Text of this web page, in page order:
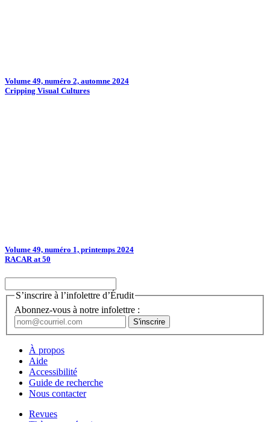
Volume 49, numéro 2, automne 2024
Cripping Visual Cultures
Volume 49, numéro 1, printemps 2024
RACAR at 50
S’inscrire à l’infolettre d’Érudit
Abonnez-vous à notre infolettre :
À propos
Aide
Accessibilité
Guide de recherche
Nous contacter
Revues